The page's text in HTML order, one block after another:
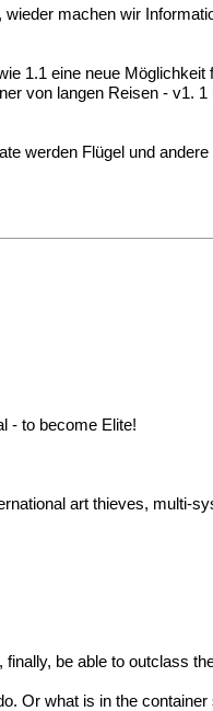
machen wir
1.1 eine neue
von langen Reisen - v1.
werden Flügel und
- to become Elite!
art thieves, multi-
be able to outclass
Or what is in the